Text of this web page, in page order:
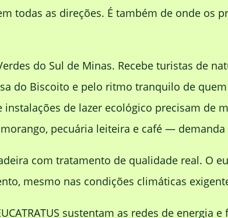
todas as direções. É também de onde os
do Sul de Minas. Recebe turistas de
do Biscoito e pelo ritmo tranquilo de
instalações de lazer ecológico precisam de
pecuária leiteira e café — demanda
com tratamento de qualidade real. O
mesmo nas condições climáticas
sustentam as redes de